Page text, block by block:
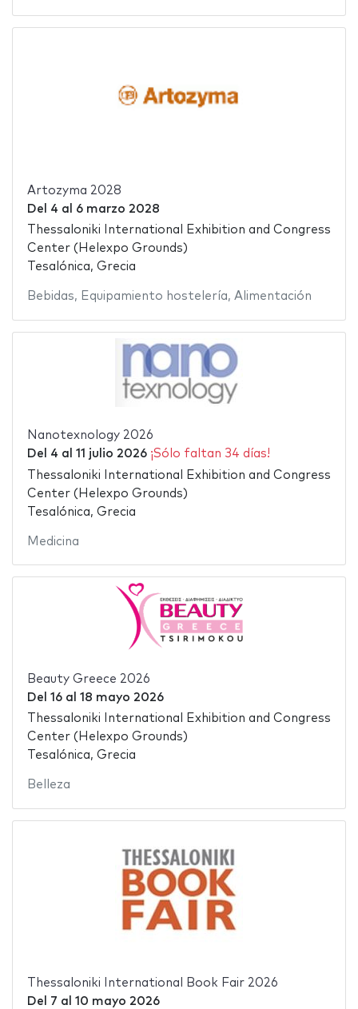
Artozyma 2028
Del 4 al 6 marzo 2028
Thessaloniki International Exhibition and Congress
Center (Helexpo Grounds)
Tesalónica, Grecia
Bebidas, Equipamiento hostelería, Alimentación
Nanotexnology 2026
Del 4 al 11 julio 2026 ¡Sólo faltan 34 días!
Thessaloniki International Exhibition and Congress
Center (Helexpo Grounds)
Tesalónica, Grecia
Medicina
Beauty Greece 2026
Del 16al 18 mayo 2026
Thessaloniki International Exhibition and Congress
Center (Helexpo Grounds)
Tesalónica, Grecia
Belleza
Thessaloniki International Book Fair 2026
Del 7 al 10 mayo 2026